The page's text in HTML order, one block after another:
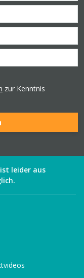
zur Kenntnis
leider aus